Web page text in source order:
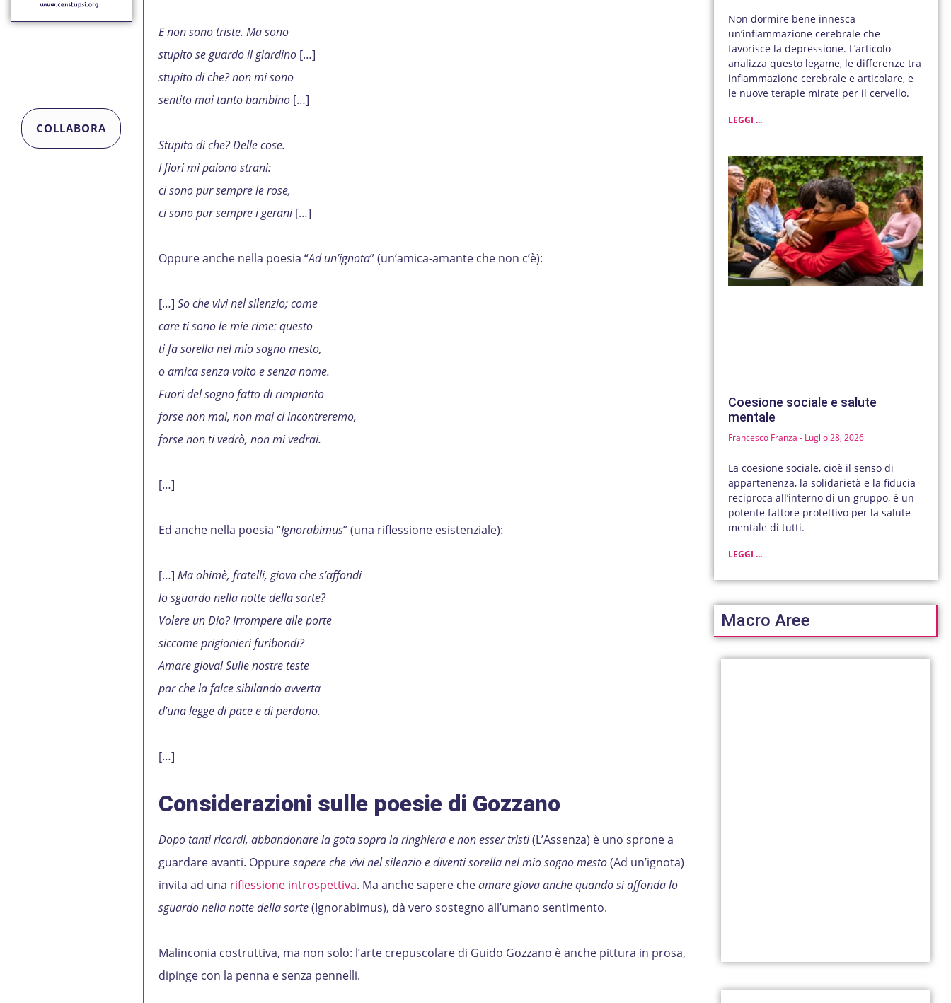
COLLABORA
E non sono triste. Ma sono
stupito se guardo il giardino […]
stupito di che? non mi sono
sentito mai tanto bambino […]
Stupito di che? Delle cose.
I fiori mi paiono strani:
ci sono pur sempre le rose,
ci sono pur sempre i gerani[…]
Oppure anche nella poesia “Ad un’ignota” (un’amica-amante che non c’è):
[…] So che vivi nel silenzio; come
care ti sono le mie rime: questo
ti fa sorella nel mio sogno mesto,
o amica senza volto e senza nome.
Fuori del sogno fatto di rimpianto
forse non mai, non mai ci incontreremo,
forse non ti vedrò, non mi vedrai.
[…]
Ed anche nella poesia “Ignorabimus” (una riflessione esistenziale):
[…] Ma ohimè, fratelli, giova che s’affondi
lo sguardo nella notte della sorte?
Volere un Dio? Irrompere alle porte
siccome prigionieri furibondi?
Amare giova! Sulle nostre teste
par che la falce sibilando avverta
d’una legge di pace e di perdono.
[…]
Considerazioni sulle poesie di Gozzano
Dopo tanti ricordi, abbandonare la gota sopra la ringhiera e non esser tristi(L’Assenza) è uno sprone a
guardare avanti. Oppuresapere che vivi nel silenzio e diventi sorella nel mio sogno mesto(Ad un’ignota)
invita ad una riflessione introspettiva. Ma anche sapere cheamare giova anche quando si affonda lo
sguardo nella notte della sorte(Ignorabimus), dà vero sostegno all’umano sentimento.
Malinconia costruttiva, ma non solo: l’arte crepuscolare di Guido Gozzano è anche pittura in prosa,
dipinge con la penna e senza pennelli.
Non dormire bene innesca
un’infiammazione cerebrale che
favorisce la depressione. L’articolo
analizza questo legame, le differenze tra
infiammazione cerebrale e articolare, e
le nuove terapie mirate per il cervello.
LEGGI ...
Coesione sociale e salute
mentale
Francesco Franza Luglio 28, 2026
La coesione sociale, cioè il senso di
appartenenza, la solidarietà e la fiducia
reciproca all’interno di un gruppo, è un
potente fattore protettivo per la salute
mentale di tutti.
LEGGI ...
Macro Aree